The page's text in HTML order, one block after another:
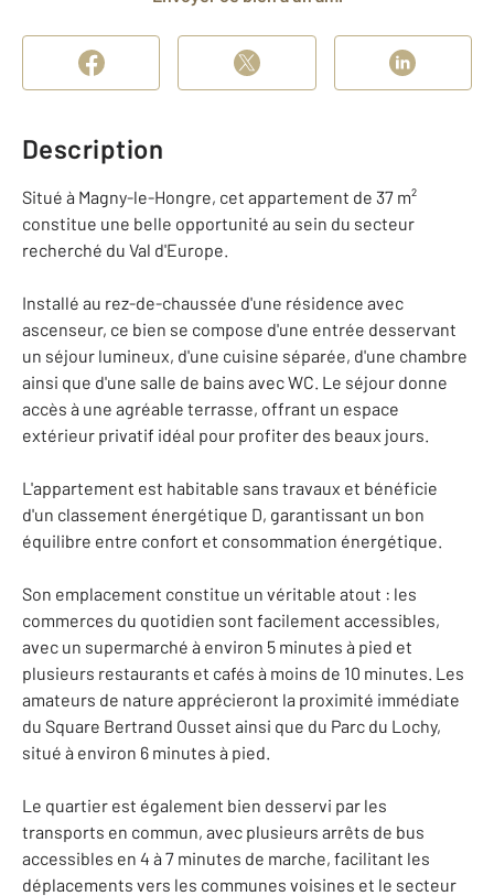
Description
Situé à Magny-le-Hongre, cet appartement de 37 m²
constitue une belle opportunité au sein du secteur
recherché du Val d'Europe.
Installé au rez-de-chaussée d'une résidence avec
ascenseur, ce bien se compose d'une entrée desservant
un séjour lumineux, d'une cuisine séparée, d'une chambre
ainsi que d'une salle de bains avec WC. Le séjour donne
accès à une agréable terrasse, offrant un espace
extérieur privatif idéal pour profiter des beaux jours.
L'appartement est habitable sans travaux et bénéficie
d'un classement énergétique D, garantissant un bon
équilibre entre confort et consommation énergétique.
Son emplacement constitue un véritable atout : les
commerces du quotidien sont facilement accessibles,
avec un supermarché à environ 5 minutes à pied et
plusieurs restaurants et cafés à moins de 10 minutes. Les
amateurs de nature apprécieront la proximité immédiate
du Square Bertrand Ousset ainsi que du Parc du Lochy,
situé à environ 6 minutes à pied.
Le quartier est également bien desservi par les
transports en commun, avec plusieurs arrêts de bus
accessibles en 4 à 7 minutes de marche, facilitant les
déplacements vers les communes voisines et le secteur